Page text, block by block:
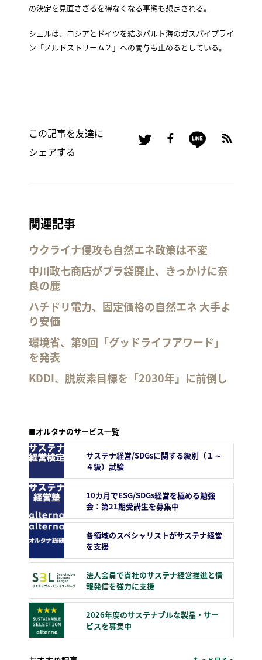
の決定を見直さざるを得なくなる事態も想定される。
シェルは、ロシアとドイツを結ぶバルト海のガスパイプライ
ン「ノルドストリーム２」への関与も止めるとしている。
この記事を友達に
シェアする
関連記事
ウクライナ侵攻も自然エネ政策は不変
中川政七商店がプラ袋廃止、きっかけに奈
良の鹿
ハチドリ電力、固定価格の自然エネ 大手よ
り安価
環境省、第9回「グッドライフアワード」
を発表
KDDI、脱炭素目標を「2030年」に前倒し
■オルタナのサービス一覧
サステナ経営/SDGsに関する級別（１～
４級）試験
10カ月でESG/SDGs経営を極める勉強
会：第21期受講生を募集中
各領域のスペシャリストがサステナ経営
を支援
法人会員で貴社のサステナ経営推進と情
報発信を強力に支援
2026年度のサステナブルな製品・サー
ビスを募集中